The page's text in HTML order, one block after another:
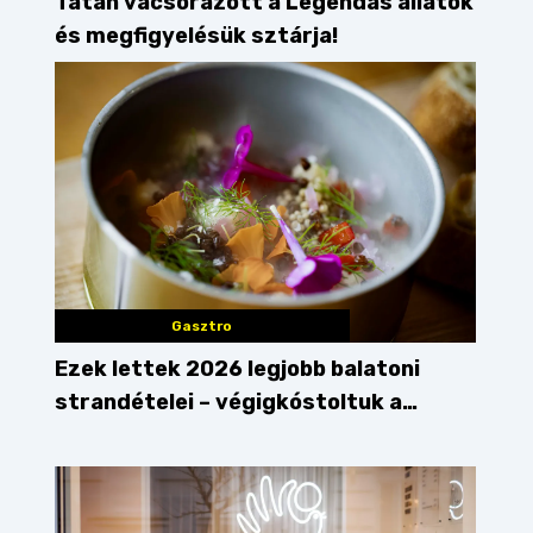
és megfigyelésük sztárja!
Gasztro
Ezek lettek 2026 legjobb balatoni
strandételei – végigkóstoltuk a